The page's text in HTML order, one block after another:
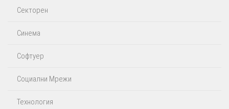
Секторен
Синема
Софтуер
Социални Мрежи
Технология